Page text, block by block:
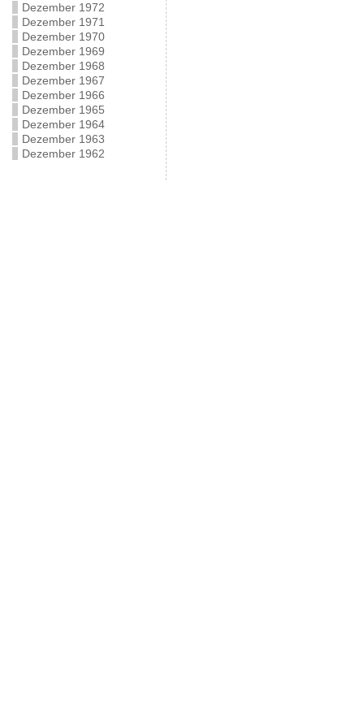
Dezember 1972
Dezember 1971
Dezember 1970
Dezember 1969
Dezember 1968
Dezember 1967
Dezember 1966
Dezember 1965
Dezember 1964
Dezember 1963
Dezember 1962